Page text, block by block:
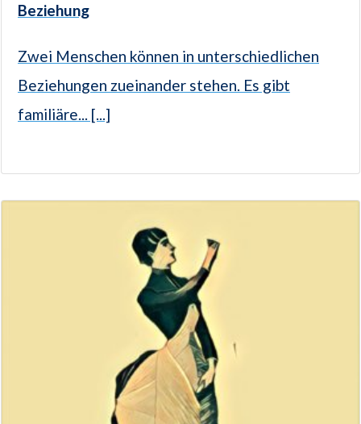
Beziehung
Zwei Menschen können in unterschiedlichen
Beziehungen zueinander stehen. Es gibt
familiäre... [...]